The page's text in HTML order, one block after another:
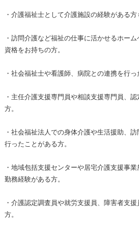
・介護福祉士として介護施設の経験がある方
・訪問介護など福祉の仕事に活かせるホー
資格をお持ちの方。
・社会福祉士や看護師、病院との連携を行っ
・主任介護支援専門員や相談支援専門員、
方。
・社会福祉法人での身体介護や生活援助、
行ったことがある方。
・地域包括支援センターや居宅介護支援事
勤務経験がある方。
・介護認定調査員や就労支援員、障害者支
方。